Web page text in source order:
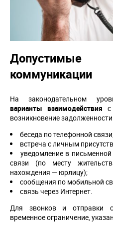
коммуникации
На законодательном
варианты взаимодействия с
возникновение
беседа по телефонной
встреча с личным
уведомление в
связи (по месту
нахождения — юрлицу);
сообщения по мобильной
связь через Интернет.
Для звонков и отправки
временное ограничение,